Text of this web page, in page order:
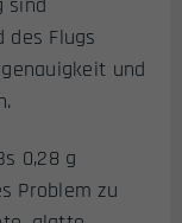
des Flugs
und
0,28 g
Problem zu